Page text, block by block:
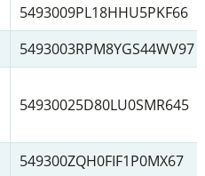
5493009PL18HHU5PKF66
5493003RPM8YGS44WV97
54930025D80LU0SMR645
549300ZQH0FIF1P0MX67